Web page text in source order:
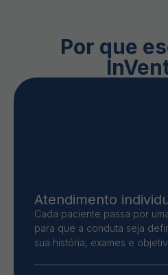
Por que
Atendimento
Cada paciente passa por
para que a conduta seja
sua história, exames e